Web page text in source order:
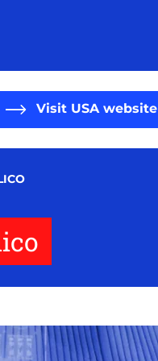
Visit USA website